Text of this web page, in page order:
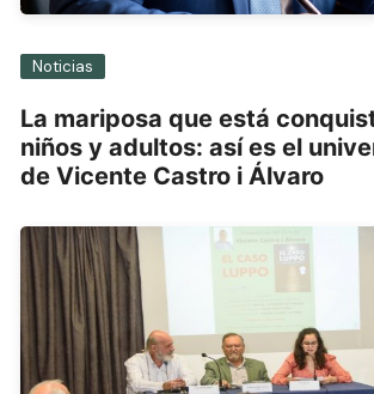
Noticias
La mariposa que está
niños y adultos: así es el
de Vicente Castro i Álvaro